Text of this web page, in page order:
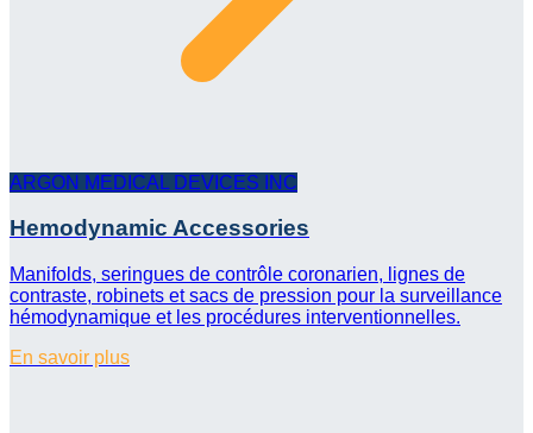
ARGON MEDICAL DEVICES INC
Hemodynamic Accessories
Manifolds, seringues de contrôle coronarien, lignes de
contraste, robinets et sacs de pression pour la surveillance
hémodynamique et les procédures interventionnelles.
En savoir plus